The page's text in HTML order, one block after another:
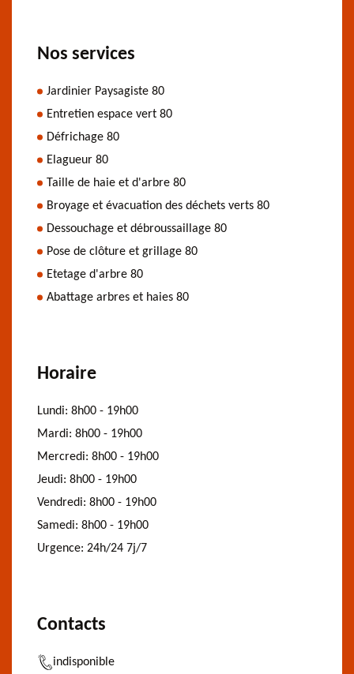
Nos services
Jardinier Paysagiste 80
Entretien espace vert 80
Défrichage 80
Elagueur 80
Taille de haie et d'arbre 80
Broyage et évacuation des déchets verts 80
Dessouchage et débroussaillage 80
Pose de clôture et grillage 80
Etetage d'arbre 80
Abattage arbres et haies 80
Horaire
Lundi: 8h00 - 19h00
Mardi: 8h00 - 19h00
Mercredi: 8h00 - 19h00
Jeudi: 8h00 - 19h00
Vendredi: 8h00 - 19h00
Samedi: 8h00 - 19h00
Urgence: 24h/24 7j/7
Contacts
indisponible